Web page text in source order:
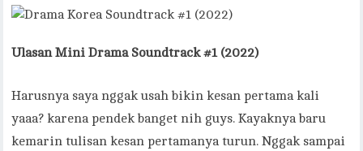
Ulasan Mini Drama Soundtrack #1 (2022)
Harusnya saya nggak usah bikin kesan pertama kali
yaaa? karena pendek banget nih guys. Kayaknya baru
kemarin tulisan kesan pertamanya turun. Nggak sampai